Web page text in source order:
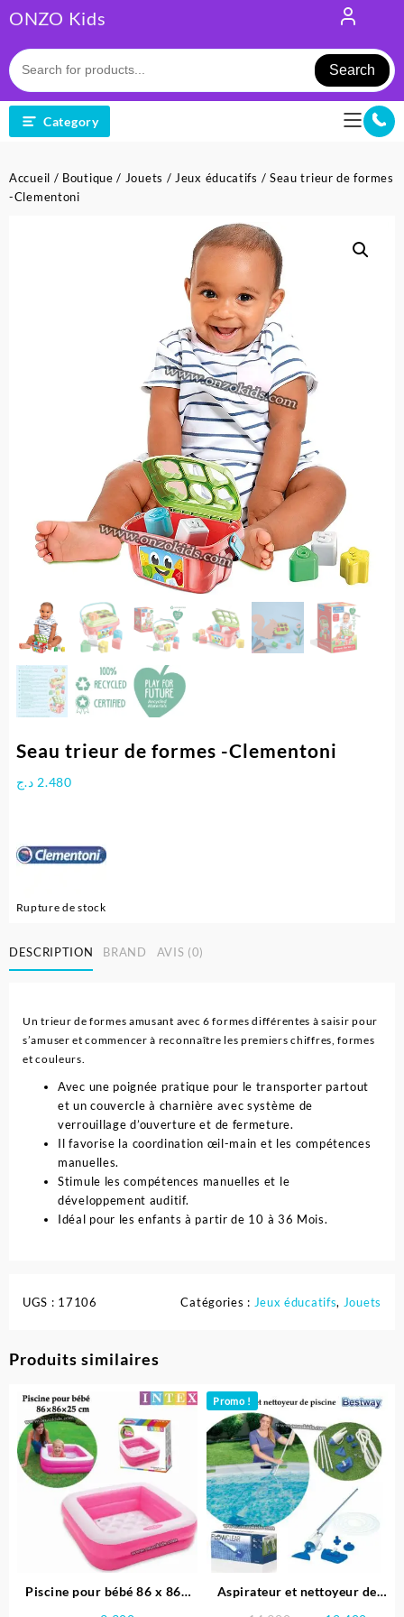
to
content
ONZO Kids
Search
Category
Accueil / Boutique / Jouets / Jeux éducatifs / Seau trieur de formes
-Clementoni
Seau trieur de formes -Clementoni
2.480 د.ج
Rupture de stock
DESCRIPTION BRAND AVIS (0)
Un trieur de formes amusant avec 6 formes différentes à saisir pour
s’amuser et commencer à reconnaître les premiers chiffres, formes
et couleurs.
Avec une poignée pratique pour le transporter partout
et un couvercle à charnière avec système de
verrouillage d’ouverture et de fermeture.
Il favorise la coordination œil-main et les compétences
manuelles.
Stimule les compétences manuelles et le
développement auditif.
Idéal pour les enfants à partir de 10 à 36 Mois.
UGS : 17106 Catégories : Jeux éducatifs, Jouets
Produits similaires
Piscine pour bébé 86 x 86x
Promo !
Aspirateur et nettoyeur de